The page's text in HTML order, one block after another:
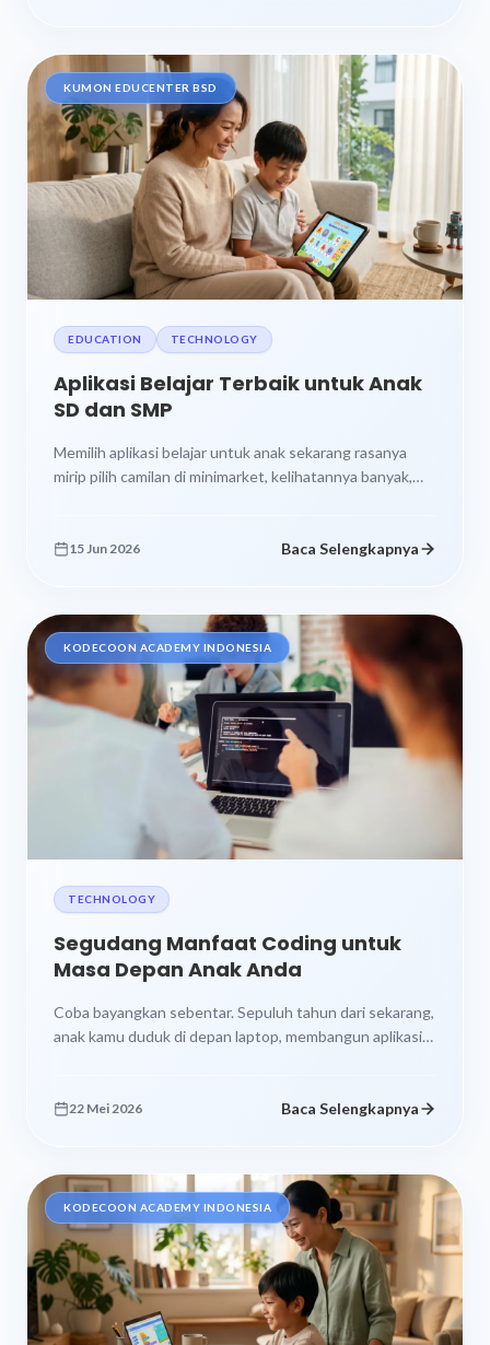
KUMON EDUCENTER BSD
EDUCATION TECHNOLOGY
Aplikasi Belajar Terbaik untuk Anak
SD dan SMP
Memilih aplikasi belajar untuk anak sekarang rasanya
mirip pilih camilan di minimarket, kelihatannya banyak,
15 Jun 2026 Baca Selengkapnya
KODECOON ACADEMY INDONESIA
TECHNOLOGY
Segudang Manfaat Coding untuk
Masa Depan Anak Anda
Coba bayangkan sebentar. Sepuluh tahun dari sekarang,
anak kamu duduk di depan laptop, membangun aplikasi
22 Mei 2026 Baca Selengkapnya
KODECOON ACADEMY INDONESIA